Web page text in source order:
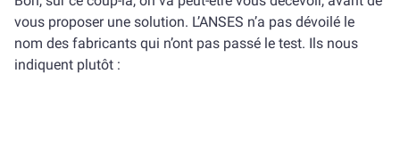
vous proposer une solution. L’ANSES n’a pas dévoilé le
nom des fabricants qui n’ont pas passé le test. Ils nous
indiquent plutôt :